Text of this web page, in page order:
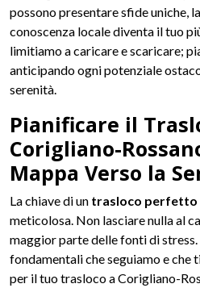
possono presentare sfide uniche,
conoscenza locale diventa il tuo
limitiamo a caricare e scaricare;
anticipando ogni potenziale
serenità.
Pianificare il
Corigliano-
Mappa Verso la
La chiave di un trasloco perfetto
meticolosa. Non lasciare nulla al
maggior parte delle fonti di stress.
fondamentali che seguiamo e che
per il tuo trasloco a Corigliano-